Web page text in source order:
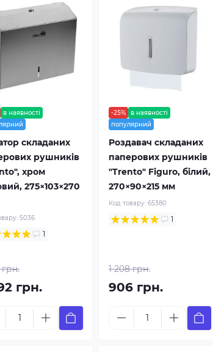
в наявності
складаних
рушників
хром
275×103×270
5036
1
грн.
грн.
-25%
в наявності
популярний
Роздавач складаних
паперових рушників
"Trento" Figuro, білий,
270×90×215 мм
Код товару: 65380
1
1 208 грн.
906 грн.